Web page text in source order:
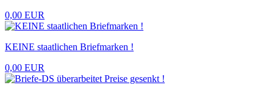
0,00 EUR
KEINE staatlichen Briefmarken !
0,00 EUR